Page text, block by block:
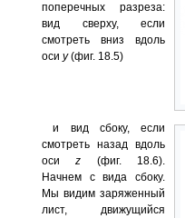
поперечных разреза:
вид сверху, если
смотреть вниз вдоль
оси у(фиг. 18.5)
и вид сбоку, если
смотреть назад вдоль
осиz (фиг. 18.6).
Начнем с вида сбоку.
Мы видим заряженный
лист, движущийся